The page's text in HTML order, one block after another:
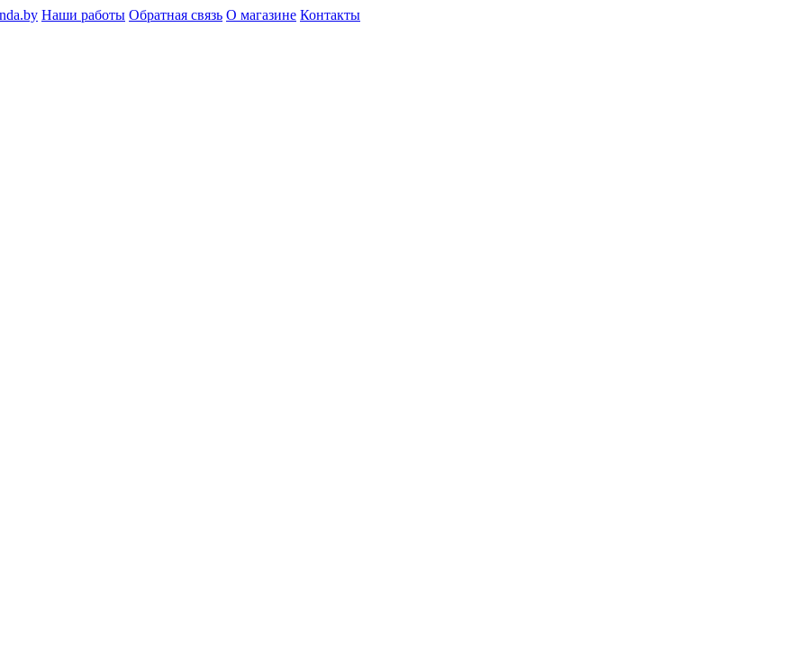
Наши работы Обратная связь О магазине Контакты